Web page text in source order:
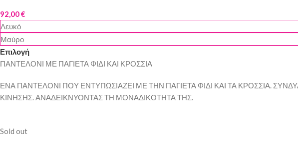
92,00€
Λευκό
Μαύρο
Επιλογή
ΠΑΝΤΕΛΟΝΙ ΜΕ ΠΑΓΙΕΤΑ ΦΙΔΙ ΚΑΙ ΚΡΟΣΣΙΑ
ΕΝΑ ΠΑΝΤΕΛΟΝΙ ΠΟΥ ΕΝΤΥΠΩΣΙΑΖΕΙ ΜΕ ΤΗΝ ΠΑΓΙΕΤΑ ΦΙΔΙ ΚΑΙ ΤΑ ΚΡΟΣΣΙΑ.
ΚΙΝΗΣΗΣ. ΑΝΑΔΕΙΚΝΥΟΝΤΑΣ ΤΗ ΜΟΝΑΔΙΚΟΤΗΤΑ ΤΗΣ.
Sold out